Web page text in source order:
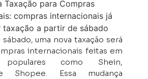
uma nova taxação será
internacionais feitas em
populares como Shein,
Shopee. Essa mudança